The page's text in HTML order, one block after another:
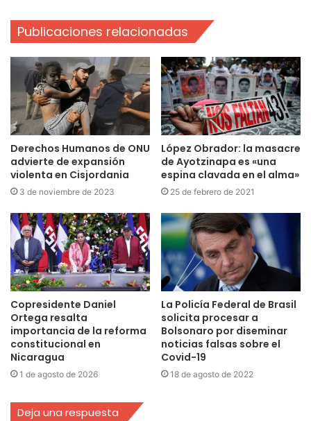
Publicaciones relacionadas
Derechos Humanos de ONU
advierte de expansión
violenta en Cisjordania
3 de noviembre de 2023
López Obrador: la masacre
de Ayotzinapa es «una
espina clavada en el alma»
25 de febrero de 2021
Copresidente Daniel
Ortega resalta
importancia de la reforma
constitucional en
Nicaragua
1 de agosto de 2026
La Policía Federal de Brasil
solicita procesar a
Bolsonaro por diseminar
noticias falsas sobre el
Covid-19
18 de agosto de 2022
Deja una respuesta